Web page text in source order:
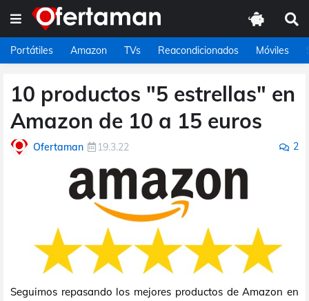
Portátiles Amazon TVs Reacondicionados Móviles
10 productos "5 estrellas" en
Amazon de 10 a 15 euros
Ofertaman 19.3.22 2
Seguimos repasando los mejores productos de Amazon en